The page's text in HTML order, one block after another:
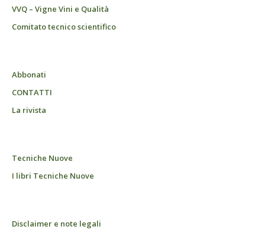
VVQ – Vigne Vini e Qualità
Comitato tecnico scientifico
Abbonati
CONTATTI
La rivista
Tecniche Nuove
I libri Tecniche Nuove
Disclaimer e note legali